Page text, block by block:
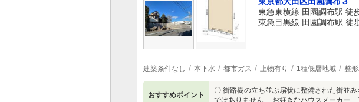
東急東横線 田園調布駅 徒
東急目黒線 田園調布駅 徒
建築条件なし 本下水 都市ガス 上物有り 1種低層地域 整
おすすめポイント
〇 街路樹の立ち並ぶ扇状に整備された街並
ではありません お好きなハウスメーカー、